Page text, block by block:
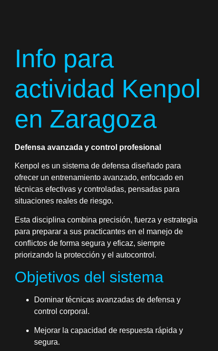
Info para
actividad Kenpol
en Zaragoza
Defensa avanzada y control profesional
Kenpol es un sistema de defensa diseñado para
ofrecer un entrenamiento avanzado, enfocado en
técnicas efectivas y controladas, pensadas para
situaciones reales de riesgo.
Esta disciplina combina precisión, fuerza y estrategia
para preparar a sus practicantes en el manejo de
conflictos de forma segura y eficaz, siempre
priorizando la protección y el autocontrol.
Objetivos del sistema
Dominar técnicas avanzadas de defensa y
control corporal.
Mejorar la capacidad de respuesta rápida y
segura.